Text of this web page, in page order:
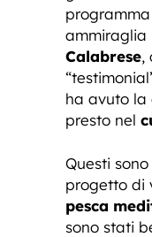
ammiraglia
Calabrese,
ha avuto
presto nel
Questi
progetto di
pesca
sono stati